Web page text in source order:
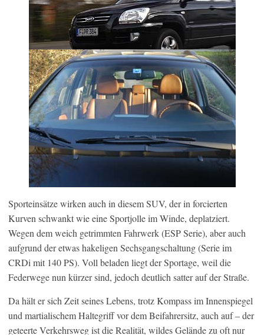
Sporteinsätze wirken auch in diesem SUV, der in forcierten
Kurven schwankt wie eine Sportjolle im Winde, deplatziert.
Wegen dem weich getrimmten Fahrwerk (ESP Serie), aber auch
aufgrund der etwas hakeligen Sechsgangschaltung (Serie im
CRDi mit 140 PS). Voll beladen liegt der Sportage, weil die
Federwege nun kürzer sind, jedoch deutlich satter auf der Straße.
Da hält er sich Zeit seines Lebens, trotz Kompass im Innenspiegel
und martialischem Haltegriff vor dem Beifahrersitz, auch auf – der
geteerte Verkehrsweg ist die Realität, wildes Gelände zu oft nur